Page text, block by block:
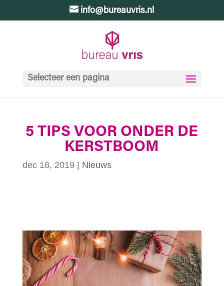
info@bureauvris.nl
Selecteer een pagina
5 TIPS VOOR ONDER DE
KERSTBOOM
dec 18, 2019 Nieuws